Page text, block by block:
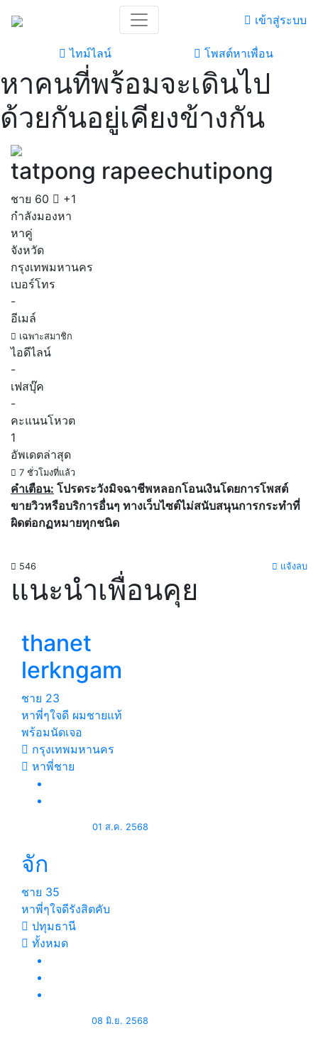
เข้าสู่ระบบ
ไทม์ไลน์ โพสต์หาเพื่อน
หาคนที่พร้อมจะเดินไป
ด้วยกันอยู่เคียงข้างกัน
tatpong rapeechutipong
ชาย 60
+1
กำลังมองหา
หาคู่
จังหวัด
กรุงเทพมหานคร
เบอร์โทร
-
อีเมล์
เฉพาะสมาชิก
ไอดีไลน์
-
เฟสบุ๊ค
-
คะแนนโหวต
1
อัพเดตล่าสุด
7 ชั่วโมงที่แล้ว
คำเตือน: โปรดระวังมิจฉาชีพหลอกโอนเงินโดยการโพสต์
ขายวิวหรือบริการอื่นๆ ทางเว็บไซต์ไม่สนับสนุนการกระทำที่
ผิดต่อกฏหมายทุกชนิด
546 แจ้งลบ
แนะนำเพื่อนคุย
thanet
lerkngam
ชาย 23
หาพี่ๆใจดี ผมชายแท้
พร้อมนัดเจอ
กรุงเทพมหานคร
หาพี่ชาย
01 ส.ค. 2568
จัก
ชาย 35
หาพี่ๆใจดีรังสิตคับ
ปทุมธานี
ทั้งหมด
08 มิ.ย. 2568